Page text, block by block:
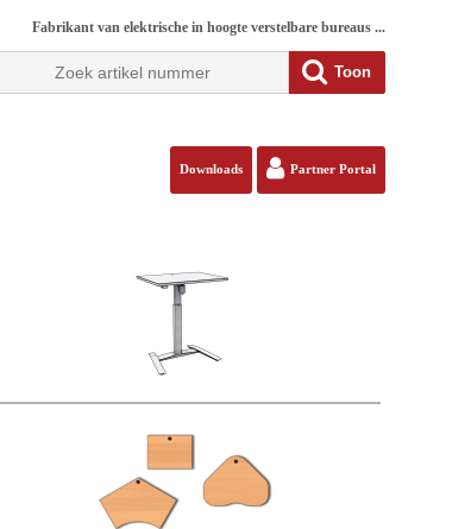
Fabrikant van elektrische in hoogte verstelbare bureaus ...
Toon
Downloads Partner Portal